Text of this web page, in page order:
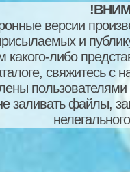
версии
и
какого-либо
свяжитесь
пользователями
заливать файлы,